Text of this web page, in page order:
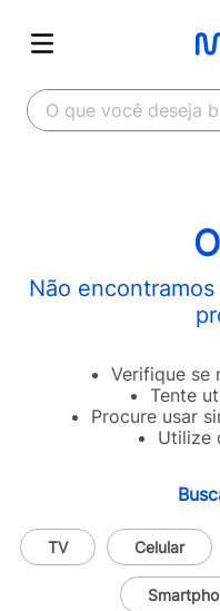
O que você deseja
Não
Verifique se
Tente
Procure usar
Utilize
TV Celular